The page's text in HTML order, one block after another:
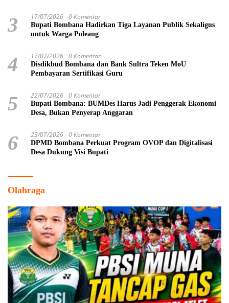
3 17/07/2026 0 Komentar
Bupati Bombana Hadirkan Tiga Layanan Publik Sekaligus
untuk Warga Poleang
4 17/07/2026 0 Komentar
Disdikbud Bombana dan Bank Sultra Teken MoU
Pembayaran Sertifikasi Guru
5 22/07/2026 0 Komentar
Bupati Bombana: BUMDes Harus Jadi Penggerak Ekonomi
Desa, Bukan Penyerap Anggaran
6 23/07/2026 0 Komentar
DPMD Bombana Perkuat Program OVOP dan Digitalisasi
Desa Dukung Visi Bupati
Olahraga